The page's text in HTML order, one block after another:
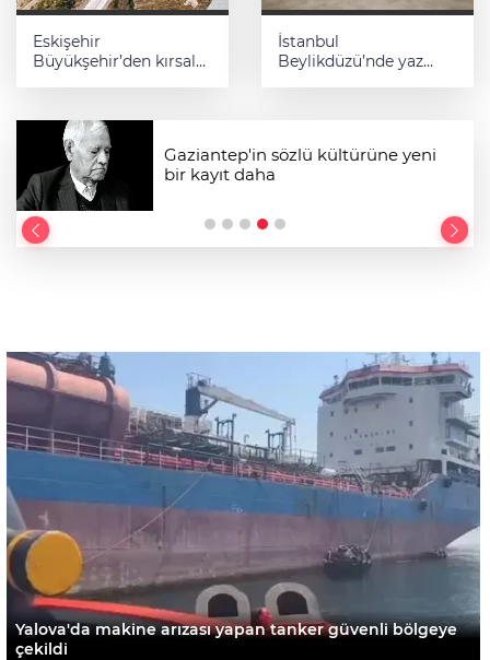
Eskişehir
Büyükşehir’den kırsal
İstanbul
Beylikdüzü’nde yaz
Gaziantep'in sözlü kültürüne yeni
bir kayıt daha
Yalova'da makine arızası yapan tanker güvenli bölgeye
çekildi